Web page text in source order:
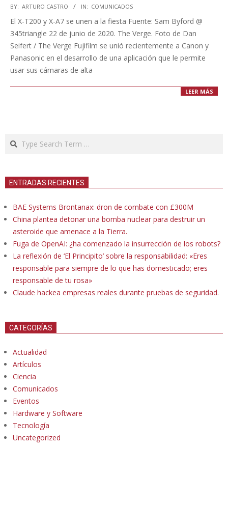
2020-
06-
22
BY: ARTURO CASTRO IN: COMUNICADOS
El X-T200 y X-A7 se unen a la fiesta Fuente: Sam Byford @
345triangle 22 de junio de 2020. The Verge. Foto de Dan
Seifert / The Verge Fujifilm se unió recientemente a Canon y
Panasonic en el desarrollo de una aplicación que le permite
usar sus cámaras de alta
LEER MÁS
Search
ENTRADAS RECIENTES
BAE Systems Brontanax: dron de combate con £300M
China plantea detonar una bomba nuclear para destruir un
asteroide que amenace a la Tierra.
Fuga de OpenAI: ¿ha comenzado la insurrección de los robots?
La reflexión de ‘El Principito’ sobre la responsabilidad: «Eres
responsable para siempre de lo que has domesticado; eres
responsable de tu rosa»
Claude hackea empresas reales durante pruebas de seguridad.
CATEGORÍAS
Actualidad
Artículos
Ciencia
Comunicados
Eventos
Hardware y Software
Tecnología
Uncategorized